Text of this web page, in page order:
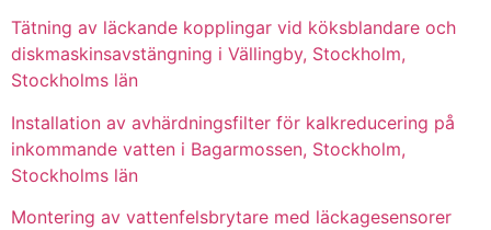
Tätning av läckande kopplingar vid köksblandare och
diskmaskinsavstängning i Vällingby, Stockholm,
Stockholms län
Installation av avhärdningsfilter för kalkreducering på
inkommande vatten i Bagarmossen, Stockholm,
Stockholms län
Montering av vattenfelsbrytare med läckagesensorer